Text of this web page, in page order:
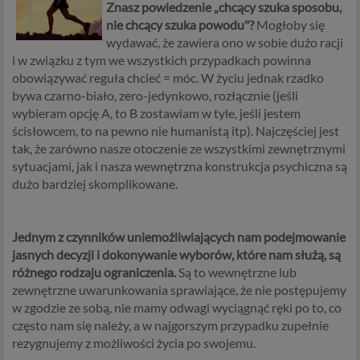
Znasz powiedzenie „chcący szuka sposobu,
nie chcący szuka powodu"?Mogłoby się
wydawać, że zawiera ono w sobie dużo racji
i w związku z tym we wszystkich przypadkach powinna
obowiązywać reguła chcieć = móc. W życiu jednak rzadko
bywa czarno-biało, zero-jedynkowo, rozłącznie (jeśli
wybieram opcję A, to B zostawiam w tyle, jeśli jestem
ścisłowcem, to na pewno nie humanistą itp). Najczęściej jest
tak, że zarówno nasze otoczenie ze wszystkimi zewnętrznymi
sytuacjami, jak i nasza wewnętrzna konstrukcja psychiczna są
dużo bardziej skomplikowane.
Jednym z czynników uniemożliwiających nam podejmowanie
jasnych decyzji i dokonywanie wyborów, które nam służą, są
różnego rodzaju ograniczenia.Są to wewnętrzne lub
zewnętrzne uwarunkowania sprawiające, że nie postępujemy
w zgodzie ze sobą, nie mamy odwagi wyciągnąć ręki po to, co
często nam się należy, a w najgorszym przypadku zupełnie
rezygnujemy z możliwości życia po swojemu.